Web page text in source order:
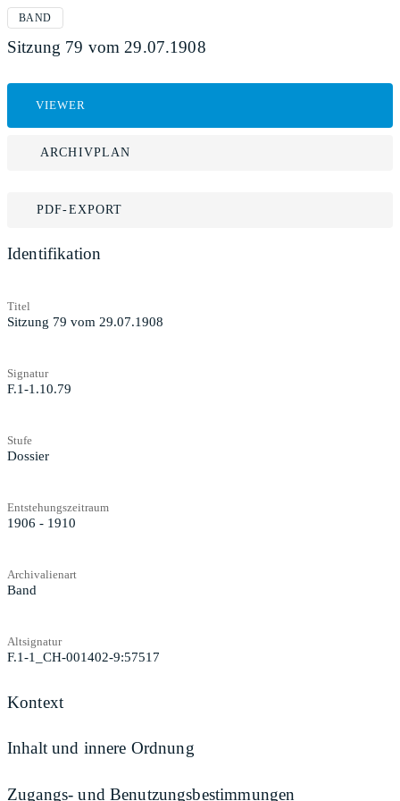
BAND
Sitzung 79 vom 29.07.1908
VIEWER
ARCHIVPLAN
PDF-EXPORT
Identifikation
Titel
Sitzung 79 vom 29.07.1908
Signatur
F.1-1.10.79
Stufe
Dossier
Entstehungszeitraum
1906 - 1910
Archivalienart
Band
Altsignatur
F.1-1_CH-001402-9:57517
Kontext
Inhalt und innere Ordnung
Zugangs- und Benutzungsbestimmungen